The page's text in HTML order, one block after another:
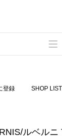
登録 SHOP LIST
ルベル